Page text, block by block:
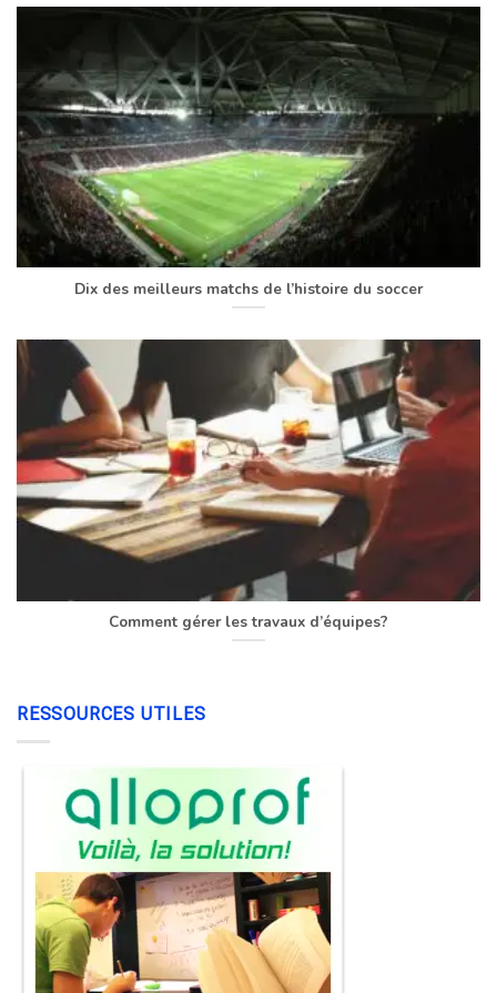
Dix des meilleurs matchs de l’histoire du soccer
Comment gérer les travaux d’équipes?
RESSOURCES UTILES